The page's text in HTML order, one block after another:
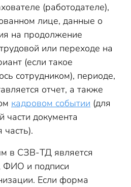
(работодателе),
лице, данные о
на продолжение
или переходе на
(если такое
сотрудником), периоде,
отчет, а также
кадровом событии (для
части документа
часть).
в СЗВ-ТД является
ФИО и подписи
Если форма